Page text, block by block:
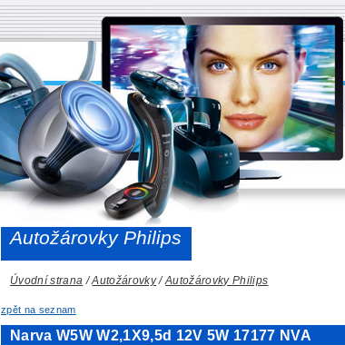
Autožárovky Philips
Úvodní strana /Autožárovky/Autožárovky Philips
zpět na seznam
Narva W5W W2,1X9,5d 12V 5W 17177 NVA